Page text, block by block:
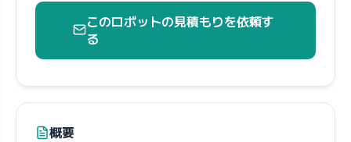
このロボットの見積もりを依頼す
る
概要